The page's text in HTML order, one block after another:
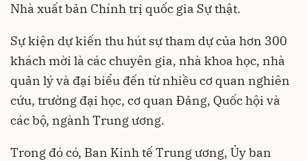
Nhà xuất bản Chính trị quốc gia Sự thật.
Sự kiện dự kiến thu hút sự tham dự của hơn 300
khách mời là các chuyên gia, nhà khoa học, nhà
quản lý và đại biểu đến từ nhiều cơ quan nghiên
cứu, trường đại học, cơ quan Đảng, Quốc hội và
các bộ, ngành Trung ương.
Trong đó có, Ban Kinh tế Trung ương, Ủy ban